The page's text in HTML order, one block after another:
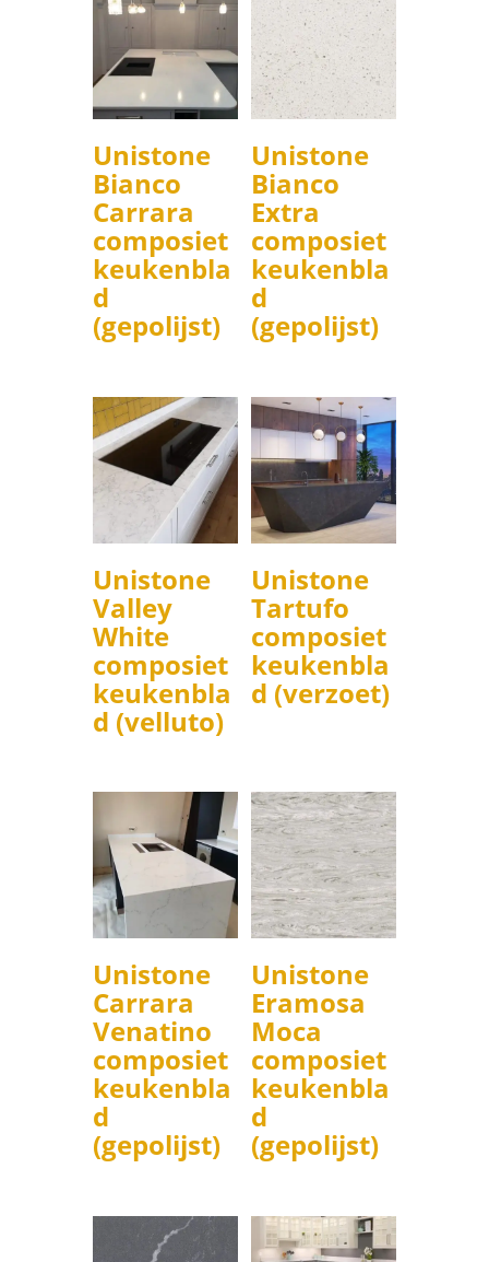
Unistone
Bianco
Carrara
composiet
keukenbla
d
(gepolijst)
Unistone
Bianco
Extra
composiet
keukenbla
d
(gepolijst)
Unistone
Valley
White
composiet
keukenbla
d (velluto)
Unistone
Tartufo
composiet
keukenbla
d (verzoet)
Unistone
Carrara
Venatino
composiet
keukenbla
d
(gepolijst)
Unistone
Eramosa
Moca
composiet
keukenbla
d
(gepolijst)